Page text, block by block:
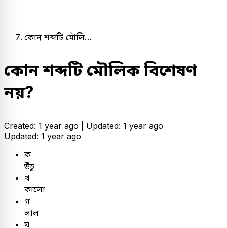
কোন শব্দটি মৌলি…
কোন শব্দটি মৌলিক বিশেষণ
নয়?
Created: 1 year ago | Updated: 1 year ago
Updated: 1 year ago
ক
উঁচু
খ
কালো
গ
লাল
ঘ